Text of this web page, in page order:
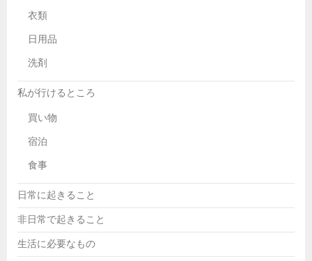
衣類
日用品
洗剤
私が行けるところ
買い物
宿泊
食事
日常に起きること
非日常で起きること
生活に必要なもの